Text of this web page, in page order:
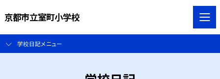
京都市立室町小学校
学校日記メニュー